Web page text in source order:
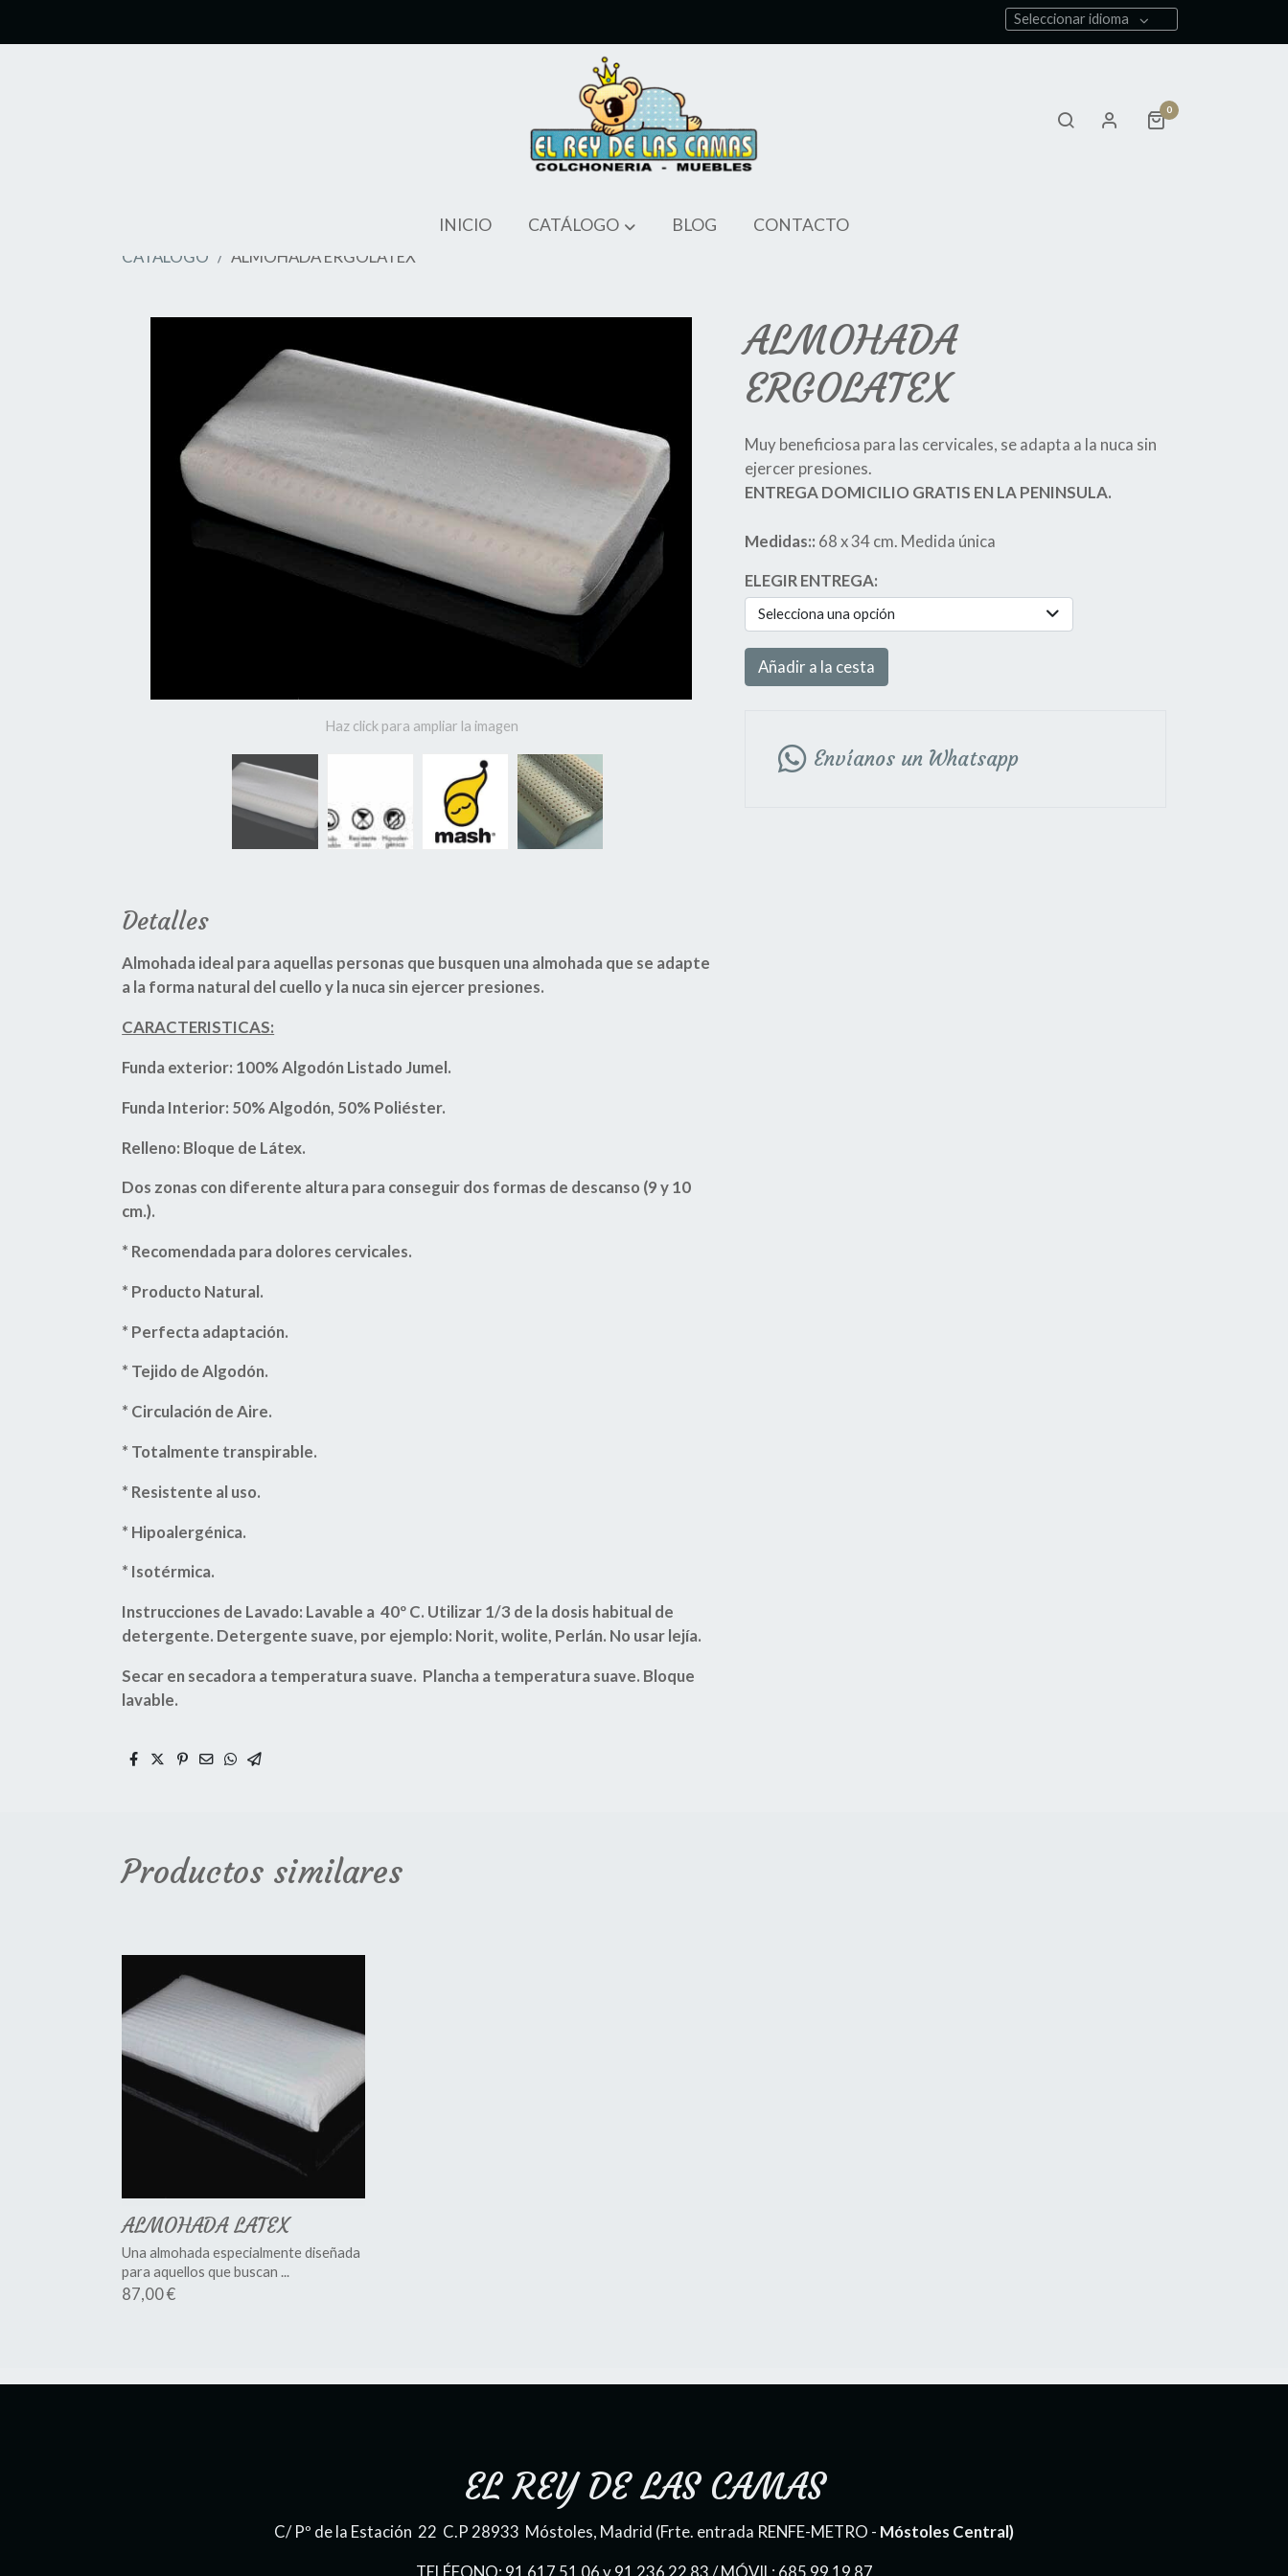
Seleccionar idioma
0
INICIO CATÁLOGO BLOG
CONTACTO
CATÁLOGO
ALMOHADA ERGOLATEX
Haz click para ampliar la imagen
Detalles
Almohada ideal para aquellas personas que busquen una almohada que se adapte
a la forma natural del cuello y la nuca sin ejercer presiones.
CARACTERISTICAS:
Funda exterior: 100% Algodón Listado Jumel.
Funda Interior: 50% Algodón, 50% Poliéster.
Relleno: Bloque de Látex.
Dos zonas con diferente altura para conseguir dos formas de descanso (9 y 10
cm.).
* Recomendada para dolores cervicales.
* Producto Natural.
* Perfecta adaptación.
* Tejido de Algodón.
* Circulación de Aire.
* Totalmente transpirable.
* Resistente al uso.
* Hipoalergénica.
* Isotérmica.
Instrucciones de Lavado: Lavable a 40º C. Utilizar 1/3 de la dosis habitual de
detergente. Detergente suave, por ejemplo: Norit, wolite, Perlán. No usar lejía.
Secar en secadora a temperatura suave. Plancha a temperatura suave. Bloque
lavable.
ALMOHADA
ERGOLATEX
Muy beneficiosa para las cervicales, se adapta a la nuca sin
ejercer presiones.
ENTREGA DOMICILIO GRATIS EN LA PENINSULA.
Medidas:: 68 x 34 cm. Medida única
ELEGIR ENTREGA:
Selecciona una opción
Añadir a la cesta
Envíanos un Whatsapp
Productos similares
ALMOHADA LATEX
Una almohada especialmente diseñada
para aquellos que buscan ...
87,00 €
EL REY DE LAS CAMAS
C/ Pº de la Estación 22 C.P 28933 Móstoles, Madrid (Frte. entrada RENFE-METRO - Móstoles Central)
TELÉFONO: 91 617 51 06 y 91 236 22 83 / MÓVIL: 685 99 19 87